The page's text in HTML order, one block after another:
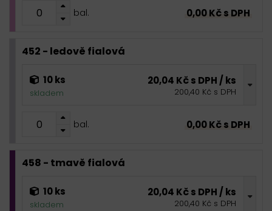
bal. 0,00 Kč s DPH
452 - ledově fialová
10 ks
skladem
20,04 Kč s DPH / ks
200,40 Kč s DPH
bal. 0,00 Kč s DPH
458 - tmavě fialová
10 ks
skladem
20,04 Kč s DPH / ks
200,40 Kč s DPH